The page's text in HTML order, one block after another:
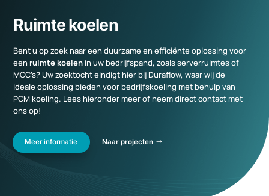
Ruimte koelen
Bent u op zoek naar een duurzame en efficiënte oplossing voor
eenruimte koelenin uw bedrijfspand, zoals serverruimtes of
MCC’s? Uw zoektocht eindigt hier bij Duraflow, waar wij de
ideale oplossing bieden voor bedrijfskoeling met behulp van
PCM koeling. Lees hieronder meer of neem direct contact met